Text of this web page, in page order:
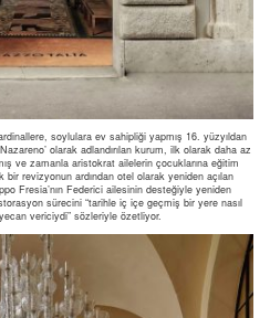
soylulara ev sahipliği yapmış 16. yüzyıldan
olarak adlandırılan kurum, ilk olarak daha az
ve zamanla aristokrat ailelerin çocuklarına eğitim
revizyonun ardından otel olarak yeniden açılan
Fresia’nın Federici ailesinin desteğiyle yeniden
sürecini “tarihle iç içe geçmiş bir yere nasıl
vericiydi” sözleriyle özetliyor.